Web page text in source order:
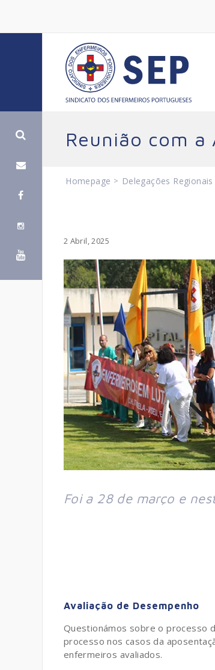
Reunião com a
Homepage > Delegações Regionais
2 Abril, 2025
Foi a 28 de março e
Avaliação de Desempenho
Questionámos sobre o processo
processo nos casos da
enfermeiros avaliados.